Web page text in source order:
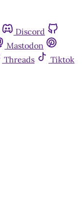
Discord
Mastodon
Threads
Tiktok